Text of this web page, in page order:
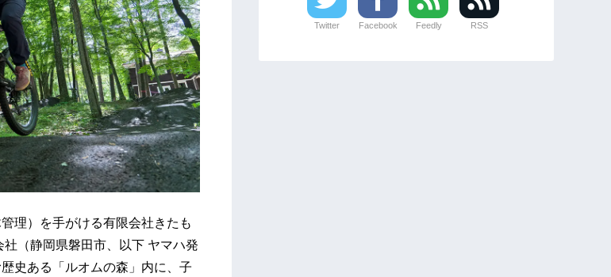
理）を手がける有限会社きたも
（静岡県磐田市、以下 ヤマハ発
史ある「ルオムの森」内に、子
Twitter Facebook Feedly RSS